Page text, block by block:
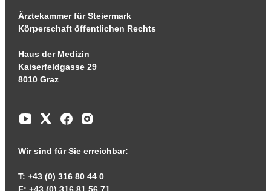
Ärztekammer für Steiermark
Körperschaft öffentlichen Rechts
Haus der Medizin
Kaiserfeldgasse 29
8010 Graz
Wir sind für Sie erreichbar:
T: +43 (0) 316 80 44 0